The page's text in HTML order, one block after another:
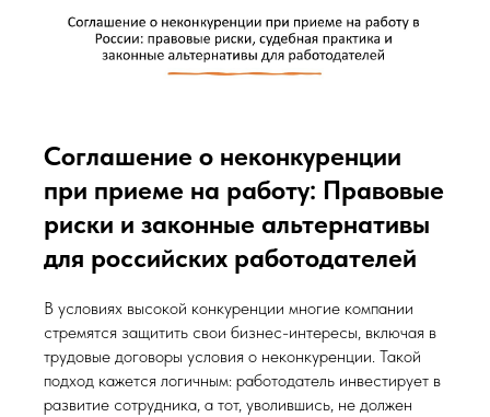
Соглашение о неконкуренции
при приеме на работу: Правовые
риски и законные альтернативы
для российских работодателей
В условиях высокой конкуренции многие компании
стремятся защитить свои бизнес-интересы, включая в
трудовые договоры условия о неконкуренции. Такой
подход кажется логичным: работодатель инвестирует в
развитие сотрудника, а тот, уволившись, не должен